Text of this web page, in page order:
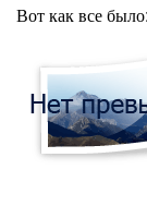
Вот как все